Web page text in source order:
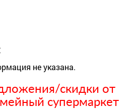
не указана.
скидки от
супермаркет